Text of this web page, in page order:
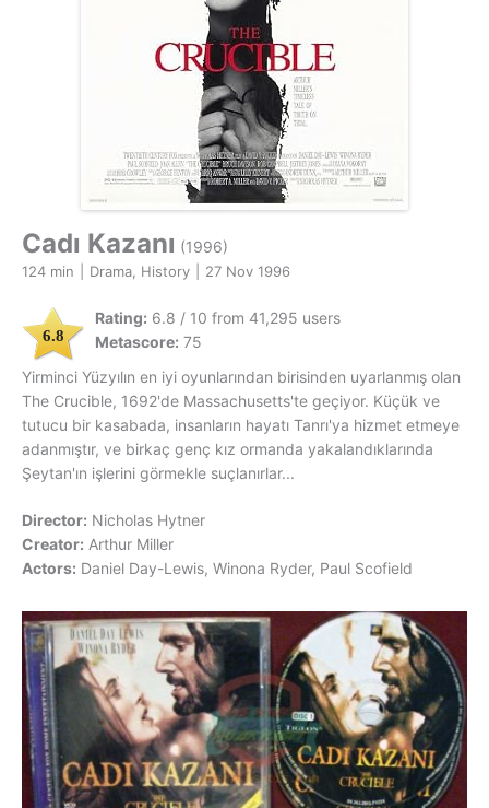
Cadı Kazanı (1996)
124 min Drama, History 27 Nov 1996
6.8
Rating: 6.8 / 10 from 41,295 users
Metascore: 75
Yirminci Yüzyılın en iyi oyunlarından birisinden uyarlanmış olan
The Crucible, 1692'de Massachusetts'te geçiyor. Küçük ve
tutucu bir kasabada, insanların hayatı Tanrı'ya hizmet etmeye
adanmıştır, ve birkaç genç kız ormanda yakalandıklarında
Şeytan'ın işlerini görmekle suçlanırlar...
Director: Nicholas Hytner
Creator: Arthur Miller
Actors: Daniel Day-Lewis, Winona Ryder, Paul Scofield